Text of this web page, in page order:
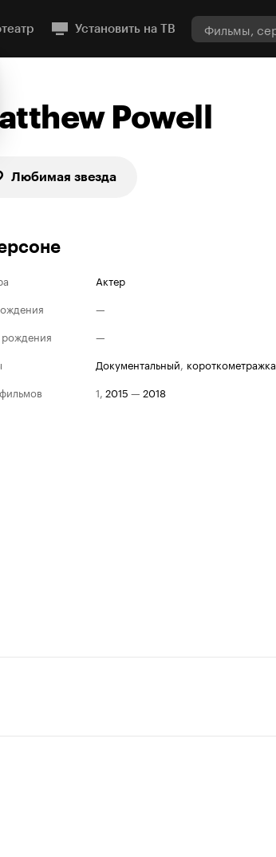
Установить на ТВ
Powell
Любимая звезда
Актер
—
—
документальный, короткометражка
1, 2015 — 2018